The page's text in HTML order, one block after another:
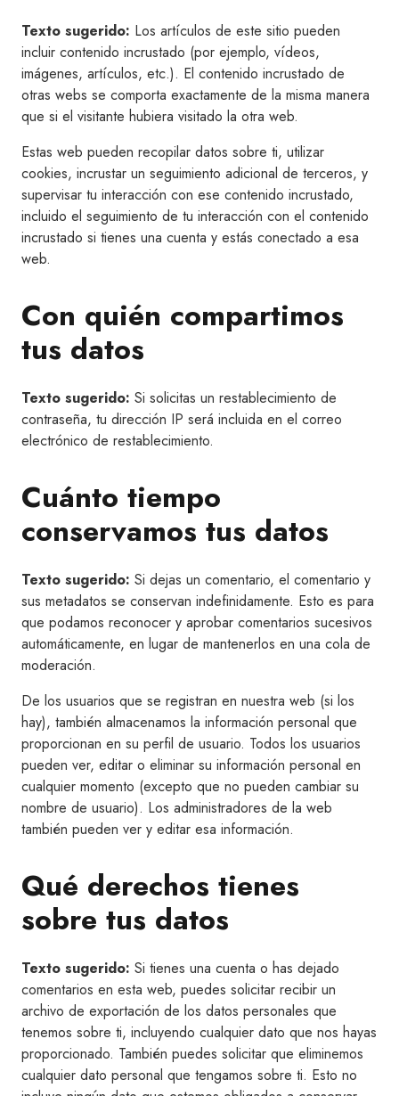
Texto sugerido: Los artículos de este sitio pueden
incluir contenido incrustado (por ejemplo, vídeos,
imágenes, artículos, etc.). El contenido incrustado de
otras webs se comporta exactamente de la misma manera
que si el visitante hubiera visitado la otra web.
Estas web pueden recopilar datos sobre ti, utilizar
cookies, incrustar un seguimiento adicional de terceros, y
supervisar tu interacción con ese contenido incrustado,
incluido el seguimiento de tu interacción con el contenido
incrustado si tienes una cuenta y estás conectado a esa
web.
Con quién compartimos
tus datos
Texto sugerido: Si solicitas un restablecimiento de
contraseña, tu dirección IP será incluida en el correo
electrónico de restablecimiento.
Cuánto tiempo
conservamos tus datos
Texto sugerido: Si dejas un comentario, el comentario y
sus metadatos se conservan indefinidamente. Esto es para
que podamos reconocer y aprobar comentarios sucesivos
automáticamente, en lugar de mantenerlos en una cola de
moderación.
De los usuarios que se registran en nuestra web (si los
hay), también almacenamos la información personal que
proporcionan en su perfil de usuario. Todos los usuarios
pueden ver, editar o eliminar su información personal en
cualquier momento (excepto que no pueden cambiar su
nombre de usuario). Los administradores de la web
también pueden ver y editar esa información.
Qué derechos tienes
sobre tus datos
Texto sugerido: Si tienes una cuenta o has dejado
comentarios en esta web, puedes solicitar recibir un
archivo de exportación de los datos personales que
tenemos sobre ti, incluyendo cualquier dato que nos hayas
proporcionado. También puedes solicitar que eliminemos
cualquier dato personal que tengamos sobre ti. Esto no